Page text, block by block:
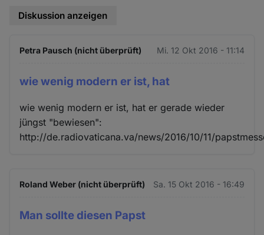
Diskussion anzeigen
Petra Pausch (nicht überprüft) Mi. 12 Okt 2016 - 11:14
wie wenig modern er ist, hat
wie wenig modern er ist, hat er gerade wieder
jüngst "bewiesen":
http://de.radiovaticana.va/news/2016/10/11/
Roland Weber (nicht überprüft) Sa. 15 Okt 2016 - 16:49
Man sollte diesen Papst